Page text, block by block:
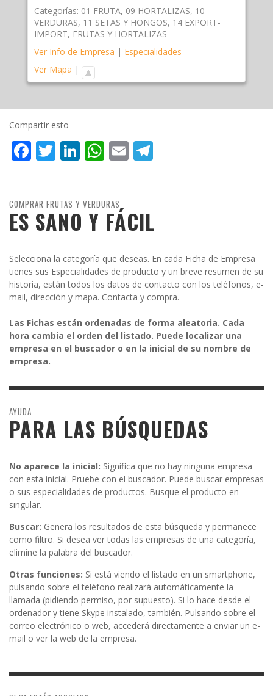
Categorías: 01 FRUTA, 09 HORTALIZAS, 10
VERDURAS, 11 SETAS Y HONGOS, 14 EXPORT-
IMPORT, FRUTAS Y HORTALIZAS
Ver Info de Empresa | Especialidades
Ver Mapa |
Compartir esto
Facebook
Twitter
LinkedIn
WhatsApp
Email
COMPRAR FRUTAS Y VERDURAS
ES SANO Y FÁCIL
Selecciona la categoría que deseas. En cada Ficha de Empresa
tienes sus Especialidades de producto y un breve resumen de su
historia, están todos los datos de contacto con los teléfonos, e-
mail, dirección y mapa. Contacta y compra.
Las Fichas están ordenadas de forma aleatoria. Cada
hora cambia el orden del listado. Puede localizar una
empresa en el buscador o en la inicial de su nombre de
empresa.
AYUDA
PARA LAS BÚSQUEDAS
No aparece la inicial: Significa que no hay ninguna empresa
con esta inicial. Pruebe con el buscador. Puede buscar empresas
o sus especialidades de productos. Busque el producto en
singular.
Buscar: Genera los resultados de esta búsqueda y permanece
como filtro. Si desea ver todas las empresas de una categoría,
elimine la palabra del buscador.
Otras funciones: Si está viendo el listado en un smartphone,
pulsando sobre el teléfono realizará automáticamente la
llamada (pidiendo permiso, por supuesto). Si lo hace desde el
ordenador y tiene Skype instalado, también. Pulsando sobre el
correo electrónico o web, accederá directamente a enviar un e-
mail o ver la web de la empresa.